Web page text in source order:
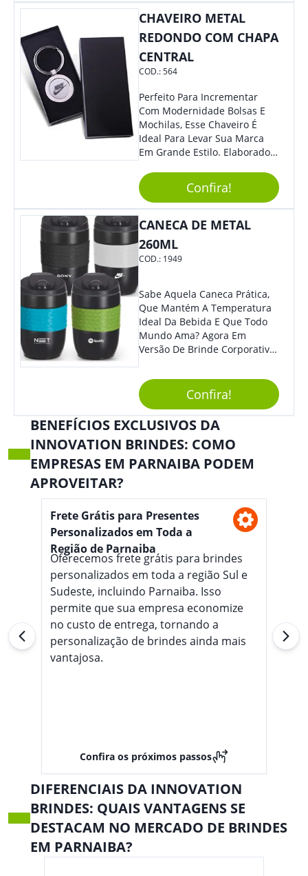
CHAVEIRO METAL
REDONDO COM CHAPA
CENTRAL
COD.:564
Perfeito Para Incrementar
Com Modernidade Bolsas E
Mochilas, Esse Chaveiro É
Ideal Para Levar Sua Marca
Em Grande Estilo. Elaborado A
O Brinde Se Adequa A
Diversos Públicos. Não Perca
A Chance De Elevar A
Visibilidade De Sua Empresa!
Confira!
CANECA DE METAL
260ML
COD.: 1949
Sabe Aquela Caneca Prática,
Que Mantém A Temperatura
Ideal Da Bebida E Que Todo
Mundo Ama? Agora Em
Versão De Brinde Corporativo
Sua Marca Com Muito Estilo E
Acrescentar Ainda Mais
Praticidade À Eventos E Feiras
De Exposição.
Confira!
BENEFÍCIOS EXCLUSIVOS DA
INNOVATION BRINDES: COMO
EMPRESAS EM PARNAIBA PODEM
APROVEITAR?
Frete Grátis para Presentes
Personalizados em Toda a
Região de Parnaiba
Oferecemos frete grátis para brindes
personalizados em toda a região Sul e
Sudeste, incluindo Parnaiba. Isso
permite que sua empresa economize
no custo de entrega, tornando a
personalização de brindes ainda mais
vantajosa.
Confira os próximos passos
DIFERENCIAIS DA INNOVATION
BRINDES: QUAIS VANTAGENS SE
DESTACAM NO MERCADO DE BRINDES
EM PARNAIBA?